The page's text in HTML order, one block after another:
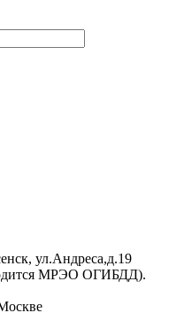
ул.Андреса,д.19
МРЭО ОГИБДД).